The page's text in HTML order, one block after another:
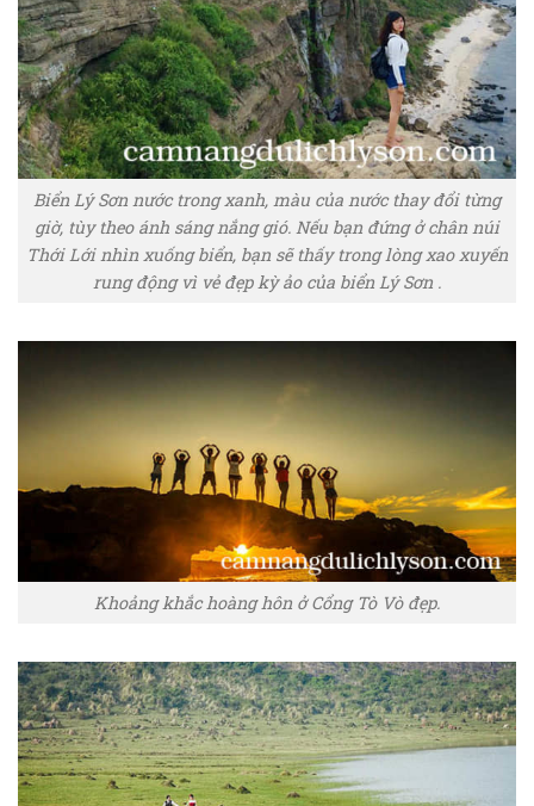
Biển Lý Sơn nước trong xanh, màu của nước thay đổi từng
giờ, tùy theo ánh sáng nắng gió. Nếu bạn đứng ở chân núi
Thới Lới nhìn xuống biển, bạn sẽ thấy trong lòng xao xuyến
rung động vì vẻ đẹp kỳ ảo của biển Lý Sơn .
Khoảng khắc hoàng hôn ở Cổng Tò Vò đẹp.